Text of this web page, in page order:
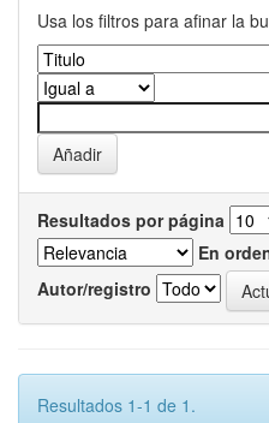
Usa los filtros para afinar la
Resultados por página
En
Autor/registro
Resultados 1-1 de 1.